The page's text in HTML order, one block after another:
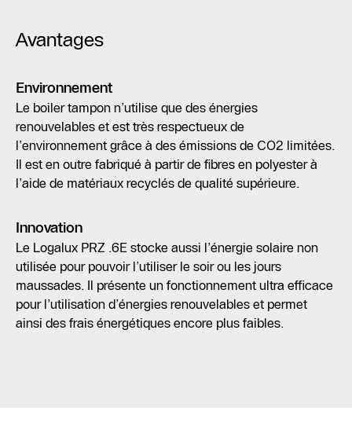
Avantages
Environnement
Le boiler tampon n’utilise que des énergies
renouvelables et est très respectueux de
l’environnement grâce à des émissions de CO2 limitées.
Il est en outre fabriqué à partir de fibres en polyester à
l’aide de matériaux recyclés de qualité supérieure.
Innovation
Le Logalux PRZ .6E stocke aussi l’énergie solaire non
utilisée pour pouvoir l’utiliser le soir ou les jours
maussades. Il présente un fonctionnement ultra efficace
pour l’utilisation d’énergies renouvelables et permet
ainsi des frais énergétiques encore plus faibles.